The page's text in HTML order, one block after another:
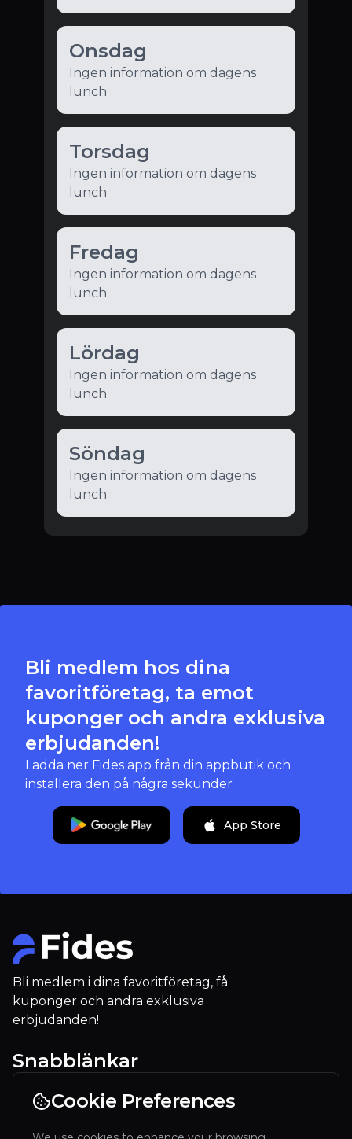
Cookie Preferences
Onsdag
Ingen information om dagens
lunch
Torsdag
Ingen information om dagens
lunch
Fredag
Ingen information om dagens
lunch
Lördag
Ingen information om dagens
lunch
Söndag
Ingen information om dagens
lunch
Bli medlem hos dina
favoritföretag, ta emot
kuponger och andra exklusiva
erbjudanden!
Ladda ner Fides app från din appbutik och
installera den på några sekunder
App Store
Bli medlem i dina favoritföretag, få
kuponger och andra exklusiva
erbjudanden!
Snabblänkar
Vårt företag